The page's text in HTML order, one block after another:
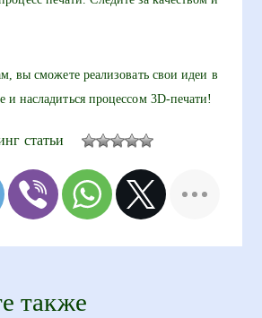
вы сможете реализовать свои идеи в
и насладиться процессом 3D-печати!
статьи
также